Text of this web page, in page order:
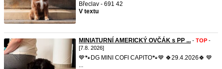
Břeclav - 691 42
V textu
MINIATURNÍ AMERICKÝ OVČÁK s PP ... - TOP -
[7.8. 2026]
💙🐾DG MINI COFI CAPITO🐾💙 🍀29.4.2026🍀 💙
...